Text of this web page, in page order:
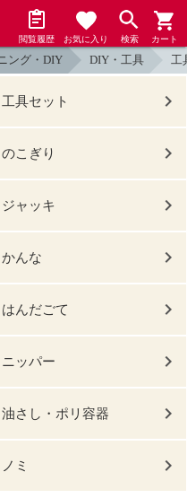
閲覧履歴 お気に入り 検索 カート
ング・DIY DIY・工具 工
工具セット
のこぎり
ジャッキ
かんな
はんだごて
ニッパー
油さし・ポリ容器
ノミ